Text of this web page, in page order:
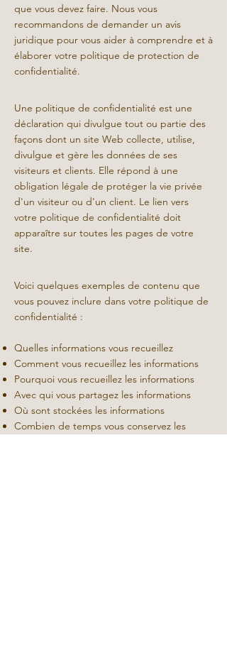
que vous devez faire. Nous vous
recommandons de demander un avis
juridique pour vous aider à comprendre et à
élaborer votre politique de protection de
confidentialité.
Une politique de confidentialité est une
déclaration qui divulgue tout ou partie des
façons dont un site Web collecte, utilise,
divulgue et gère les données de ses
visiteurs et clients. Elle répond à une
obligation légale de protéger la vie privée
d'un visiteur ou d'un client. Le lien vers
votre politique de confidentialité doit
apparaître sur toutes les pages de votre
site.
Voici quelques exemples de contenu que
vous pouvez inclure dans votre politique de
confidentialité :
Quelles informations vous recueillez
Comment vous recueillez les informations
Pourquoi vous recueillez les informations
Avec qui vous partagez les informations
Où sont stockées les informations
Combien de temps vous conservez les